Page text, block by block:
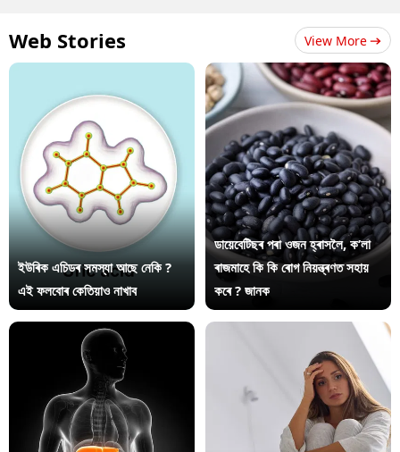
Web Stories View More
ইউৰিক এচিডৰ সমস্যা আছে নেকি ?
এই ফলবোৰ কেতিয়াও নাখাব
ডায়েবেটিছৰ পৰা ওজন হ্ৰাসলৈ, ক’লা
ৰাজমাহে কি কি ৰোগ নিয়ন্ত্ৰণত সহায়
কৰে ? জানক